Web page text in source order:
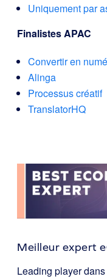
Uniquement par
Finalistes APAC
Convertir en
Alinga
Processus créatif
TranslatorHQ
Meilleur expert
Leading player